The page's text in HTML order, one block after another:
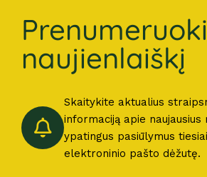
naujienlaiškį
Skaitykite aktualius
informaciją apie naujausius
ypatingus pasiūlymus
elektroninio pašto dėžutę.